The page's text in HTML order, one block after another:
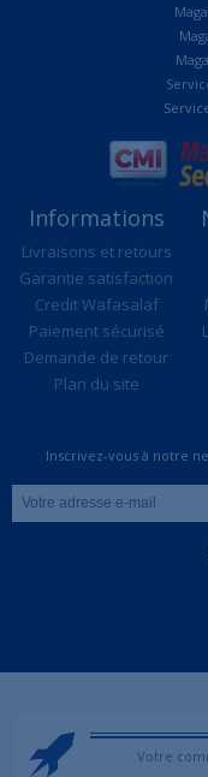
Informations
Livraisons et retours
Garantie satisfaction
Credit Wafasalaf
Paiement sécurisé
Demande de retour
Plan du site
Inscrivez-vous à notre
Votre